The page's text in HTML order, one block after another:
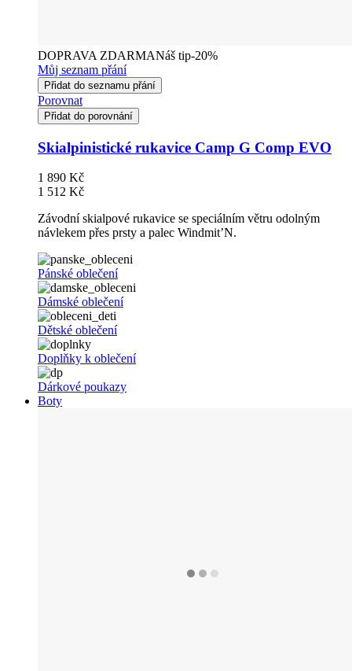
DOPRAVA ZDARMANáš tip-20%
Můj seznam přání
Přidat do seznamu přání
Porovnat
Přidat do porovnání
Skialpinistické rukavice Camp G Comp EVO
1 890 Kč
1 512 Kč
Závodní skialpové rukavice se speciálním větru odolným
návlekem přes prsty a palec Windmit’N.
Pánské oblečení
Dámské oblečení
Dětské oblečení
Doplňky k oblečení
Dárkové poukazy
Boty